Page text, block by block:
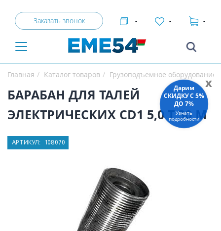
Заказать звонок - - -
Главная Каталог товаров Грузоподъемное оборудование
БАРАБАН ДЛЯ ТАЛЕЙ
ЭЛЕКТРИЧЕСКИХ CD1 5,0 Т 30 М
АРТИКУЛ: 108070
x
Дарим
СКИДКУ C 5%
ДО 7%
Узнать
подробности